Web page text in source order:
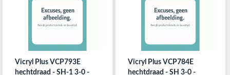
Vicryl Plus VCP793E
hechtdraad - SH-1 3-0 -
Vicryl Plus VCP784E
hechtdraad - SH 3-0 -